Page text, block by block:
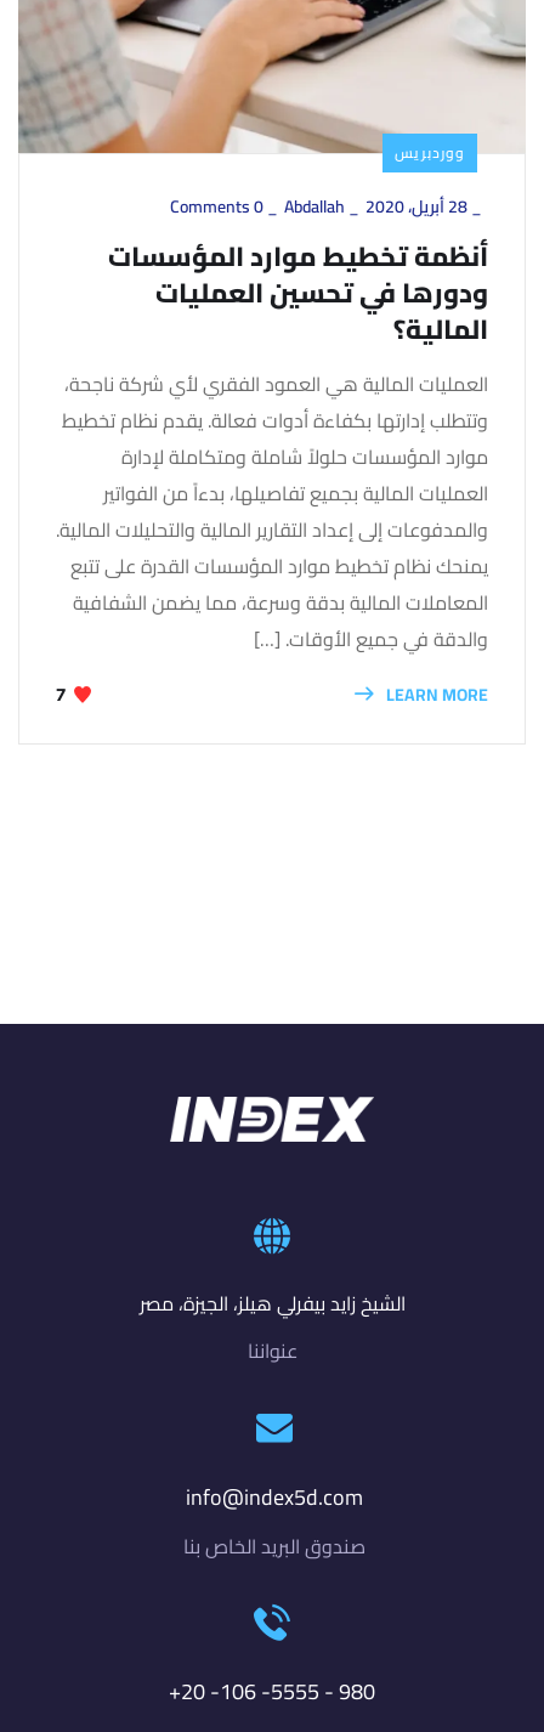
ووردبريس
_28 أبريل، 2020 _
Abdallah
_
0 Comments
أنظمة تخطيط موارد المؤسسات
ودورها في تحسين العمليات
المالية؟
العمليات المالية هي العمود الفقري لأي شركة ناجحة،
وتتطلب إدارتها بكفاءة أدوات فعالة. يقدم نظام تخطيط
موارد المؤسسات حلولاً شاملة ومتكاملة لإدارة
العمليات المالية بجميع تفاصيلها، بدءاً من الفواتير
والمدفوعات إلى إعداد التقارير المالية والتحليلات المالية.
يمنحك نظام تخطيط موارد المؤسسات القدرة على تتبع
المعاملات المالية بدقة وسرعة، مما يضمن الشفافية
والدقة في جميع الأوقات. […]
LEARN MORE
7
الشيخ زايد بيفرلي هيلز، الجيزة، مصر
عنواننا
info@index5d.com
صندوق البريد الخاص بنا
980 - 5555- 106- 20+